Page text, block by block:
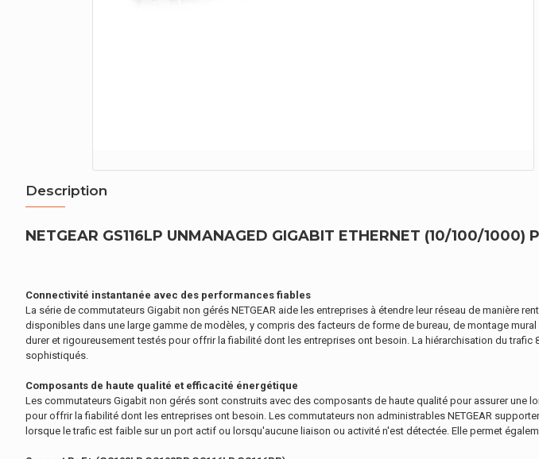
Description
NETGEAR GS116LP UNMANAGED GIGABIT ETHERNET (10/100/1000)
Connectivité instantanée avec des performances fiables
La série de commutateurs Gigabit non gérés NETGEAR aide les entreprises à étendre leur réseau de manière
disponibles dans une large gamme de modèles, y compris des facteurs de forme de bureau, de montage
durer et rigoureusement testés pour offrir la fiabilité dont les entreprises ont besoin. La hiérarchisation du
sophistiqués.
Composants de haute qualité et efficacité énergétique
Les commutateurs Gigabit non gérés sont construits avec des composants de haute qualité pour assurer
pour offrir la fiabilité dont les entreprises ont besoin. Les commutateurs non administrables NETGEAR
lorsque le trafic est faible sur un port actif ou lorsqu'aucune liaison ou activité n'est détectée. Elle permet